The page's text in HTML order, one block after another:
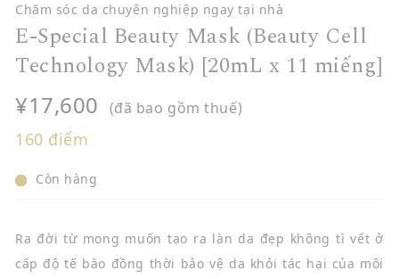
Chăm sóc da chuyên nghiệp ngay tại nhà
E-Special Beauty Mask (Beauty Cell
Technology Mask) [20mL x 11 miếng]
¥17,600 (đã bao gồm thuế)
160 điểm
Còn hàng
Ra đời từ mong muốn tạo ra làn da đẹp không tì vết ở
cấp độ tế bào đồng thời bảo vệ da khỏi tác hại của môi